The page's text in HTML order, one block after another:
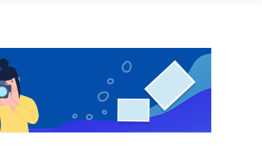
photoニュース